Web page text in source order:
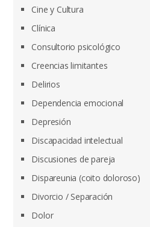
Cine y Cultura
Clínica
Consultorio psicológico
Creencias limitantes
Delirios
Dependencia emocional
Depresión
Discapacidad intelectual
Discusiones de pareja
Dispareunia (coito doloroso)
Divorcio / Separación
Dolor